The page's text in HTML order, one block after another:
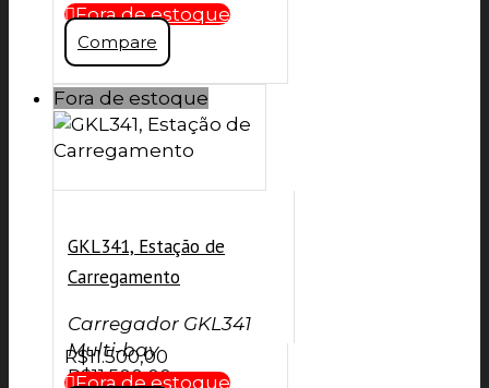
Fora de estoque
Compare
Fora de estoque
GKL341, Estação de
Carregamento
Carregador GKL341
Multi-bay
R$11.500,00
R$11.500,00
Fora de estoque